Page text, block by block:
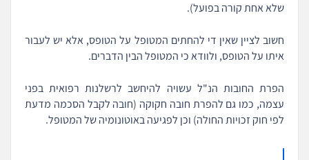
שלא אחת קורה בפועל).
חשוב לציין שאין די להחתים המטופל על הטופס, אלא יש לעבור
איתו על הטופס, ולוודא כי המטופל הבין הדברים.
הפרת החובות הנ"ל עשויה להיחשב לרשלנות רפואית בפני
עצמה, כמו גם להפרת חובה חקוקה (חובה לקבל הסכמה מדעת
לפי חוק זכויות החולה) וכן לפגיעה באוטונומיה של המטופל.